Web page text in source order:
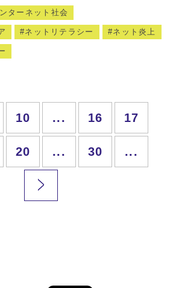
ターネット社会
ネットリテラシー ネット炎上
10 ... 16 17
20 ... 30 ...